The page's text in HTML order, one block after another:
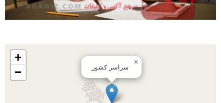
سراسر کشور
×
+
−